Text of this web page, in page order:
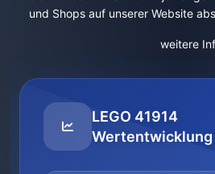
und Shops auf unserer Website
weitere
LEGO 41914
Wertentwicklung